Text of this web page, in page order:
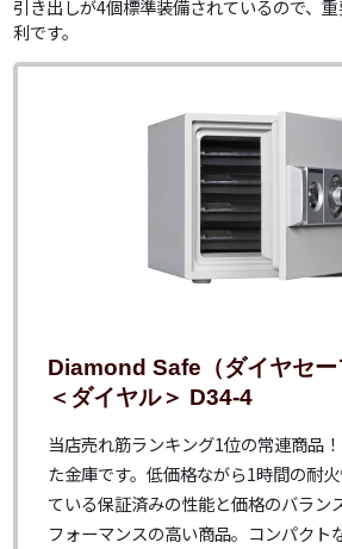
引き出しが4個標準装備されているので、
利です。
Diamond Safe（ダイヤセー
＜ダイヤル＞ D34-4
当店売れ筋ランキング1位の常連商品
た金庫です。低価格ながら1時間の耐
ている保証済みの性能と価格のバラン
フォーマンスの高い商品。コンパクト